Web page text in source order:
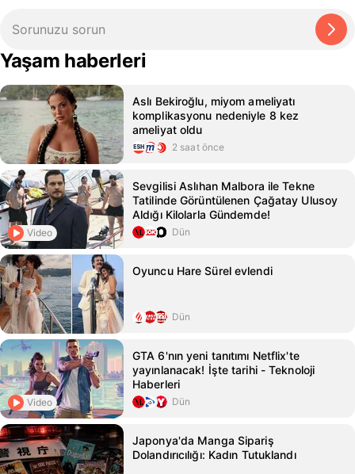
Yaşam haberleri
Aslı Bekiroğlu, miyom ameliyatı
komplikasyonu nedeniyle 8 kez
ameliyat oldu
2 saat önce
Video
Sevgilisi Aslıhan Malbora ile Tekne
Tatilinde Görüntülenen Çağatay Ulusoy
Aldığı Kilolarla Gündemde!
Dün
Oyuncu Hare Sürel evlendi
Dün
Video
GTA 6'nın yeni tanıtımı Netflix'te
yayınlanacak! İşte tarihi - Teknoloji
Haberleri
Dün
Japonya'da Manga Sipariş
Dolandırıcılığı: Kadın Tutuklandı